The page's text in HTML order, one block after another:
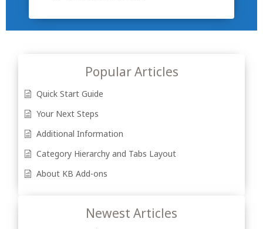
Popular Articles
Quick Start Guide
Your Next Steps
Additional Information
Category Hierarchy and Tabs Layout
About KB Add-ons
Newest Articles